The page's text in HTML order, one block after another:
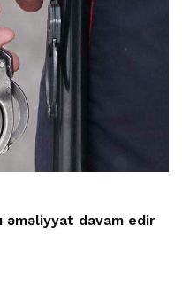
əməliyyat davam edir